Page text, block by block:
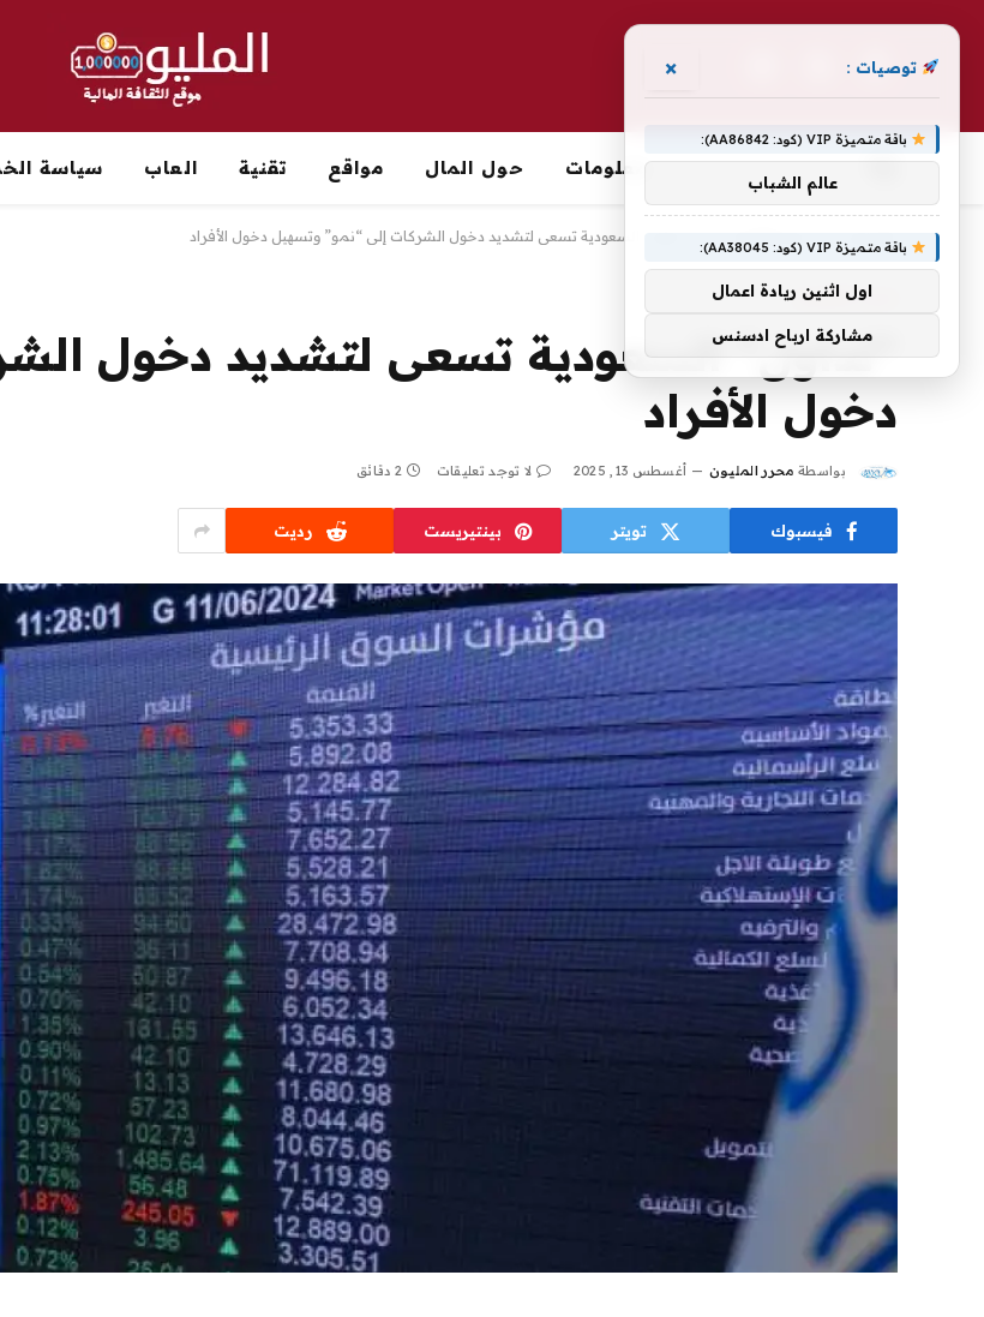
فيسبوك
(Twitter)
معلومات حول المال مواقع تقنية العاب سياسة
“تداول” السعودية تسعى لتشديد دخول الشركات إلى “نمو” وتسهيل دخول الأفراد
اخبار الاقتصاد
“تداول” السعودية تسعى لتشديد دخول
دخول الأفراد
بواسطة محرر المليون أغسطس 13, 2025 لا توجد تعليقات 2 دقائق
فيسبوك تويتر بينتيريست رديت
توصيات : ×
باقة متميزة VIP (كود: AA86842):
عالم الشباب
باقة متميزة VIP (كود: AA38045):
اول اثنين ريادة اعمال
مشاركة ارباح ادسنس